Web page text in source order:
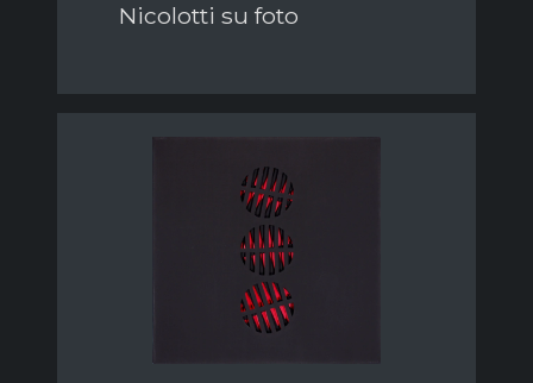
Nicolotti su foto